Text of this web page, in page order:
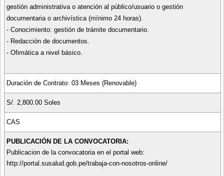
gestión administrativa o atención al público/usuario o gestión
documentaria o archivística (mínimo 24 horas).
- Conocimiento: gestión de trámite documentario.
- Redacción de documentos.
- Ofimática a nivel básico.
Duración de Contrato: 03 Meses (Renovable)
S/. 2,800.00 Soles
CAS
PUBLICACIÓN DE LA CONVOCATORIA:
Publicacion de la convocatoria en el portal web:
http://portal.susalud.gob.pe/trabaja-con-nosotros-online/